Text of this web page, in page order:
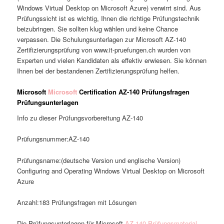
Windows Virtual Desktop on Microsoft Azure) verwirrt sind. Aus
Prüfungssicht ist es wichtig, Ihnen die richtige Prüfungstechnik
beizubringen. Sie sollten klug wählen und keine Chance
verpassen. Die Schulungsunterlagen zur Microsoft AZ-140
Zertifizierungsprüfung von www.it-pruefungen.ch wurden von
Experten und vielen Kandidaten als effektiv erwiesen. Sie können
Ihnen bei der bestandenen Zertifizierungsprüfung helfen.
Microsoft Microsoft Certification AZ-140 Prüfungsfragen
Prüfungsunterlagen
Info zu dieser Prüfungsvorbereitung AZ-140
Prüfungsnummer:AZ-140
Prüfungsname:(deutsche Version und englische Version)
Configuring and Operating Windows Virtual Desktop on Microsoft
Azure
Anzahl:183 Prüfungsfragen mit Lösungen